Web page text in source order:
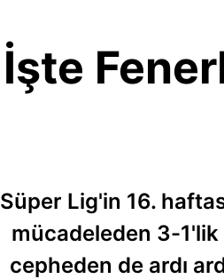
İşte
Süper Lig'in 16.
mücadeleden 3-1'lik
cepheden de ardı